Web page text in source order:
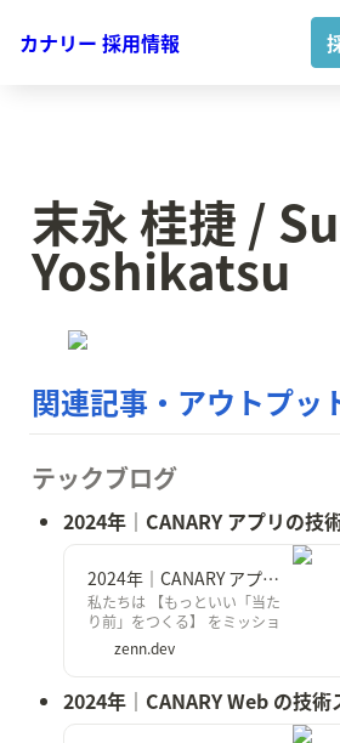
カナリー 採用情報
末永 桂捷 /
Yoshikatsu
関連記事・アウトプッ
テックブログ
2024年｜CANARY アプリの技
2024年｜CANARY アプリの技術スタック
私たちは 【もっといい「当た
り前」をつくる】 をミッショ
ンに掲げている不動産テックカ
ンパニーです。弊社では、現在
下記のプロダクトを運用してい
ます。
zenn.dev
2024年｜CANARY Web の技術